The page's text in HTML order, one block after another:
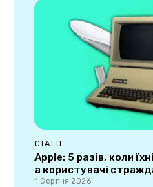
СТАТТІ
Apple: 5 разів, коли
а користувачі
1 Серпня 2026